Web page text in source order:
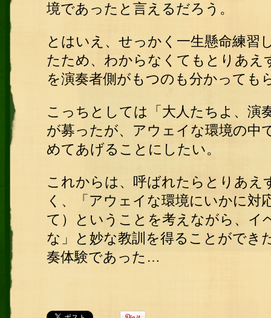
境であったと言えるだろう。
とはいえ、せっかく一生懸命練習
たため、わからなくてもとりあ
を演奏者側がもつのも分かっても
こっちとしては「大人たちよ、演
が募ったが、アウェイな環境の中
めてあげることにしたい。
これからは、呼ばれたらとりあえ
く、「アウェイな環境にいかに対
て）ということを考えながら、イ
な」と妙な教訓を得ることができ
奏体験であった…